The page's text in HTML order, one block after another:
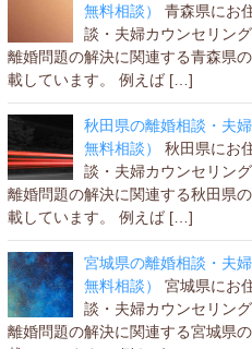
無料相談）
青森県にお
談・夫婦カウンセリン
離婚問題の解決に関連する青森県
載しています。 例えば […]
秋田県の離婚相談・夫
無料相談）
秋田県にお
談・夫婦カウンセリン
離婚問題の解決に関連する秋田県
載しています。 例えば […]
宮城県の離婚相談・夫
無料相談）
宮城県にお
談・夫婦カウンセリン
離婚問題の解決に関連する宮城県